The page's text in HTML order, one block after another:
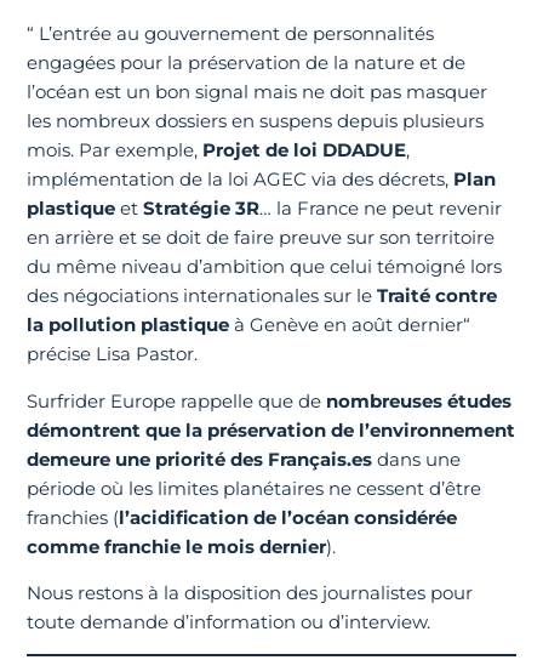
“ L’entrée au gouvernement de personnalités
engagées pour la préservation de la nature et de
l’océan est un bon signal mais ne doit pas masquer
les nombreux dossiers en suspens depuis plusieurs
mois. Par exemple, Projet de loi DDADUE,
implémentation de la loi AGEC via des décrets, Plan
plastique etStratégie 3R… la France ne peut revenir
en arrière et se doit de faire preuve sur son territoire
du même niveau d’ambition que celui témoigné lors
des négociations internationales sur leTraité contre
la pollution plastique à Genève en août dernier“
précise Lisa Pastor.
Surfrider Europe rappelle que de nombreuses études
démontrent que la préservation de l’environnement
demeure une priorité des Français.es dans une
période où les limites planétaires ne cessent d’être
franchies (l’acidification de l’océan considérée
comme franchie le mois dernier).
Nous restons à la disposition des journalistes pour
toute demande d’information ou d’interview.